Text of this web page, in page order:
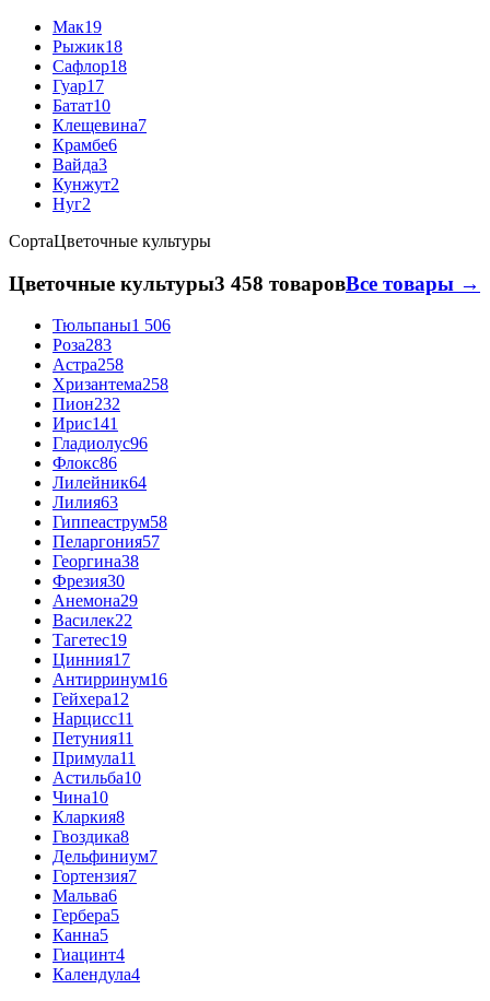
Мак19
Рыжик18
Сафлор18
Гуар17
Батат10
Клещевина7
Крамбе6
Вайда3
Кунжут2
Нуг2
СортаЦветочные культуры
Цветочные культуры3 458 товаровВсе товары →
Тюльпаны1 506
Роза283
Астра258
Хризантема258
Пион232
Ирис141
Гладиолус96
Флокс86
Лилейник64
Лилия63
Гиппеаструм58
Пеларгония57
Георгина38
Фрезия30
Анемона29
Василек22
Тагетес19
Цинния17
Антирринум16
Гейхера12
Нарцисс11
Петуния11
Примула11
Астильба10
Чина10
Кларкия8
Гвоздика8
Дельфиниум7
Гортензия7
Мальва6
Гербера5
Канна5
Гиацинт4
Календула4